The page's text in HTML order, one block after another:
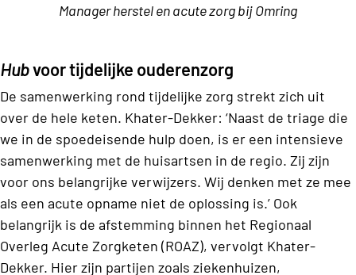
Manager herstel en acute zorg bij Omring
Hubvoor tijdelijke ouderenzorg
De samenwerking rond tijdelijke zorg strekt zich uit
over de hele keten. Khater-Dekker: ‘Naast de triage die
we in de spoedeisende hulp doen, is er een intensieve
samenwerking met de huisartsen in de regio. Zij zijn
voor ons belangrijke verwijzers. Wij denken met ze mee
als een acute opname niet de oplossing is.’ Ook
belangrijk is de afstemming binnen het Regionaal
Overleg Acute Zorgketen (ROAZ), vervolgt Khater-
Dekker. Hier zijn partijen zoals ziekenhuizen,